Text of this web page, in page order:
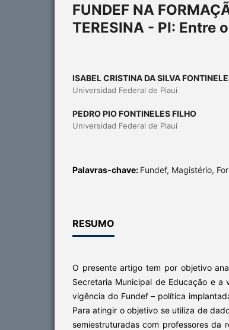
FUNDEF NA
TERESINA - PI: Entre
ISABEL CRISTINA DA SILVA
Universidad Federal de Piauí
PEDRO PIO FONTINELES FILHO
Universidad Federal de Piauí
Palavras-chave: Fundef, Magistério,
RESUMO
O presente artigo tem por objetivo
Secretaria Municipal de Educação e a
vigência do Fundef – política
Para atingir o objetivo se utiliza de
semiestruturadas com professores da